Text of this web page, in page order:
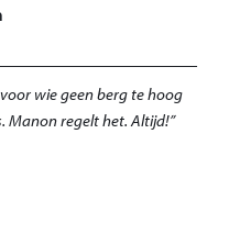
wie geen berg te hoog
Manon regelt het. Altijd!”